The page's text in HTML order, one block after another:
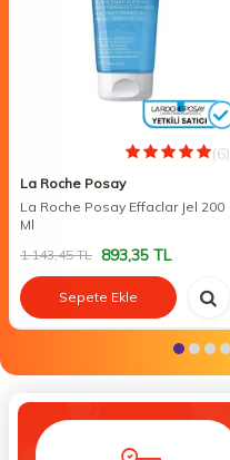
(6)
La Roche Posay
La Roche Posay Effaclar Jel 200
Ml
1.143,45TL 893,35 TL
Sepete Ekle